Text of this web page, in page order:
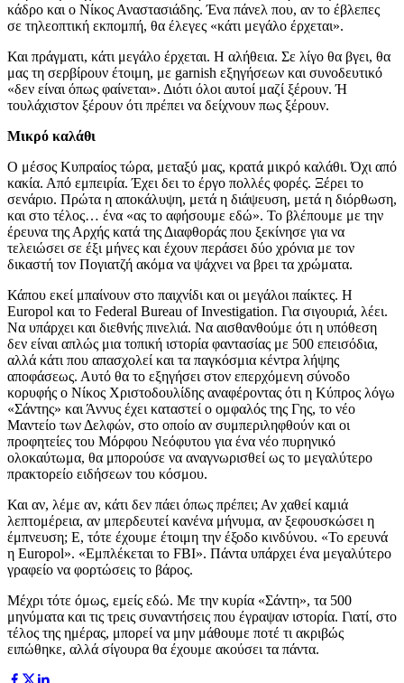
κάδρο και ο Νίκος Αναστασιάδης. Ένα πάνελ που, αν το έβλεπες
σε τηλεοπτική εκπομπή, θα έλεγες «κάτι μεγάλο έρχεται».
Και πράγματι, κάτι μεγάλο έρχεται. Η αλήθεια. Σε λίγο θα βγει, θα
μας τη σερβίρουν έτοιμη, με garnish εξηγήσεων και συνοδευτικό
«δεν είναι όπως φαίνεται». Διότι όλοι αυτοί μαζί ξέρουν. Ή
τουλάχιστον ξέρουν ότι πρέπει να δείχνουν πως ξέρουν.
Μικρό καλάθι
Ο μέσος Κυπραίος τώρα, μεταξύ μας, κρατά μικρό καλάθι. Όχι από
κακία. Από εμπειρία. Έχει δει το έργο πολλές φορές. Ξέρει το
σενάριο. Πρώτα η αποκάλυψη, μετά η διάψευση, μετά η διόρθωση,
και στο τέλος… ένα «ας το αφήσουμε εδώ». Το βλέπουμε με την
έρευνα της Αρχής κατά της Διαφθοράς που ξεκίνησε για να
τελειώσει σε έξι μήνες και έχουν περάσει δύο χρόνια με τον
δικαστή τον Πoγιατζή ακόμα να ψάχνει να βρει τα χρώματα.
Κάπου εκεί μπαίνουν στο παιχνίδι και οι μεγάλοι παίκτες. Η
Europol και το Federal Bureau of Investigation. Για σιγουριά, λέει.
Να υπάρχει και διεθνής πινελιά. Να αισθανθούμε ότι η υπόθεση
δεν είναι απλώς μια τοπική ιστορία φαντασίας με 500 επεισόδια,
αλλά κάτι που απασχολεί και τα παγκόσμια κέντρα λήψης
αποφάσεως. Αυτό θα το εξηγήσει στον επερχόμενη σύνοδο
κορυφής ο Νίκος Χριστοδουλίδης αναφέροντας ότι η Κύπρος λόγω
«Σάντης» και Άννυς έχει καταστεί ο ομφαλός της Γης, το νέο
Μαντείο των Δελφών, στο οποίο αν συμπεριληφθούν και οι
προφητείες του Μόρφου Νεόφυτου για ένα νέο πυρηνικό
ολοκαύτωμα, θα μπορούσε να αναγνωρισθεί ως το μεγαλύτερο
πρακτορείο ειδήσεων του κόσμου.
Και αν, λέμε αν, κάτι δεν πάει όπως πρέπει; Αν χαθεί καμιά
λεπτομέρεια, αν μπερδευτεί κανένα μήνυμα, αν ξεφουσκώσει η
έμπνευση; Ε, τότε έχουμε έτοιμη την έξοδο κινδύνου. «Το ερευνά
η Europol». «Εμπλέκεται το FBI». Πάντα υπάρχει ένα μεγαλύτερο
γραφείο να φορτώσεις το βάρος.
Μέχρι τότε όμως, εμείς εδώ. Με την κυρία «Σάντη», τα 500
μηνύματα και τις τρεις συναντήσεις που έγραψαν ιστορία. Γιατί, στο
τέλος της ημέρας, μπορεί να μην μάθουμε ποτέ τι ακριβώς
ειπώθηκε, αλλά σίγουρα θα έχουμε ακούσει τα πάντα.